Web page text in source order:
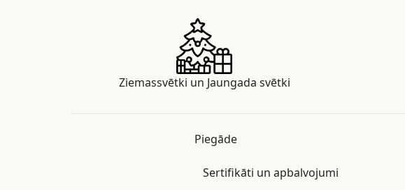
Ziemassvētki un Jaungada svētki
Piegāde
Sertifikāti un apbalvojumi